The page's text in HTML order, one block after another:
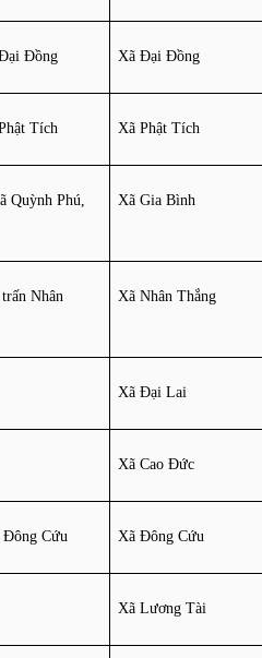
Đồng Xã Đại Đồng
Tích Xã Phật Tích
Quỳnh Phú,
Xã Gia Bình
Nhân
Xã Nhân Thắng
Xã Đại Lai
Xã Cao Đức
Đông Cứu Xã Đông Cứu
Xã Lương Tài